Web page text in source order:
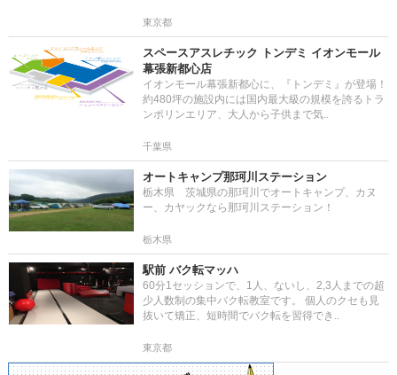
東京都
スペースアスレチック トンデミ イオンモール
幕張新都心店
イオンモール幕張新都心に、『トンデミ』が登場！
約480坪の施設内には国内最大級の規模を誇るトラ
ンポリンエリア、大人から子供まで気..
千葉県
オートキャンプ那珂川ステーション
栃木県 茨城県の那珂川でオートキャンプ、カヌ
ー、カヤックなら那珂川ステーション！
栃木県
駅前 バク転マッハ
60分1セッションで、1人、ないし、2,3人までの超
少人数制の集中バク転教室です。 個人のクセも見
抜いて矯正、短時間でバク転を習得でき..
東京都